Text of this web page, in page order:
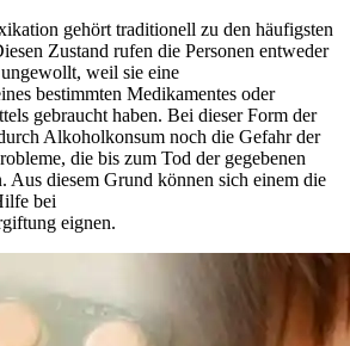
gehört traditionell zu den häufigsten
Zustand rufen die Personen entweder
weil sie eine
bestimmten Medikamentes oder
gebraucht haben. Bei dieser Form der
Alkoholkonsum noch die Gefahr der
die bis zum Tod der gegebenen
Aus diesem Grund können sich einem die
bei
eignen.